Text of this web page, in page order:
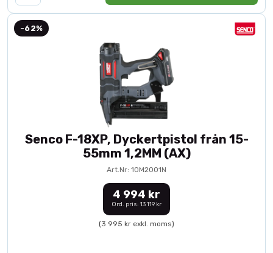
-62%
Senco F-18XP, Dyckertpistol från 15-
55mm 1,2MM (AX)
Art.Nr: 10M2001N
4 994 kr
Ord. pris: 13 119 kr
(3 995 kr exkl. moms)